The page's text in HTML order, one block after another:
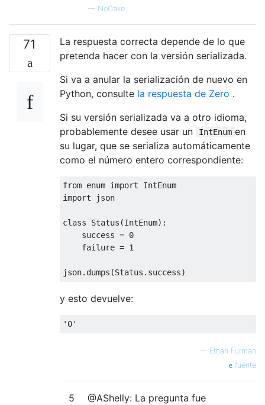
— NoCake
71
La respuesta correcta depende de lo que
pretenda hacer con la versión serializada.
Si va a anular la serialización de nuevo en
Python, consulte la respuesta de Zero .
Si su versión serializada va a otro idioma,
probablemente desee usar un
IntEnum en
su lugar, que se serializa automáticamente
como el número entero correspondiente:
from enum import
import json
class Status (IntEnum):
    success =
0
    failure =
1
y esto devuelve:
'0'
— Ethan Furman
fuente
5
@AShelly: La pregunta fue